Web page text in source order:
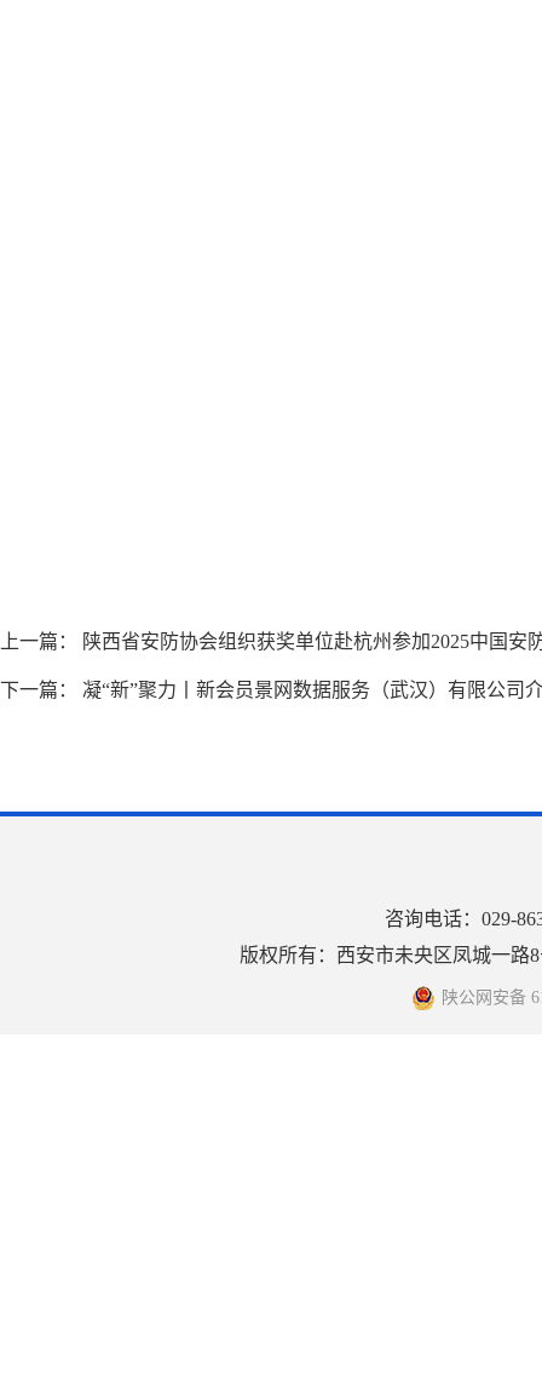
上一篇： 陕西省安防协会组织获奖单位赴杭州参加2025中国安
下一篇： 凝“新”聚力丨新会员景网数据服务（武汉）有限公司
咨询电话：029-
版权所有：西安市未央区凤城一路
陕公网安备